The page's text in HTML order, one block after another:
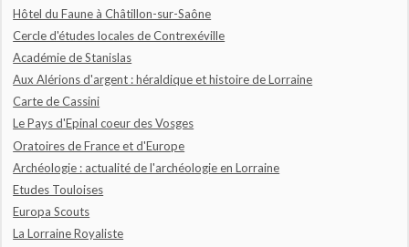
Hôtel du Faune à Châtillon-sur-Saône
Cercle d'études locales de Contrexéville
Académie de Stanislas
Aux Alérions d'argent : héraldique et histoire de Lorraine
Carte de Cassini
Le Pays d'Epinal coeur des Vosges
Oratoires de France et d'Europe
Archéologie : actualité de l'archéologie en Lorraine
Etudes Touloises
Europa Scouts
La Lorraine Royaliste